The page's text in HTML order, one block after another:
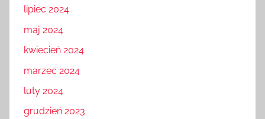
lipiec 2024
maj 2024
kwiecień 2024
marzec 2024
luty 2024
grudzień 2023